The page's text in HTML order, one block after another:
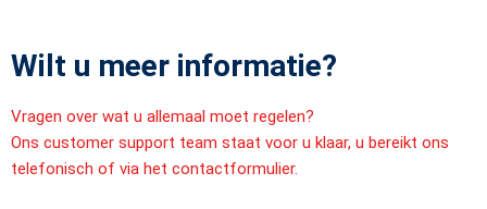
Wilt u meer informatie?
Vragen over wat u allemaal moet regelen?
Ons customer support team staat voor u klaar, u bereikt ons
telefonisch of via het contactformulier.